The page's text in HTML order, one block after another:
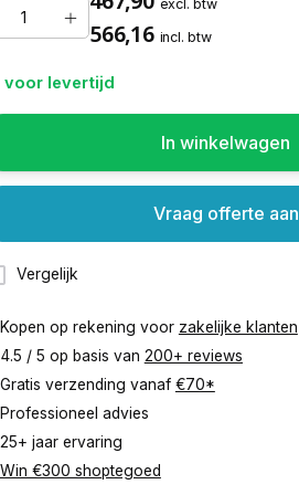
excl. btw
566,16 incl. btw
voor levertijd
In winkelwagen
Vergelijk
Vraag offerte aan
Kopen op rekening voor zakelijke klanten
4.5 / 5 op basis van 200+ reviews
Gratis verzending vanaf €70*
Professioneel advies
25+ jaar ervaring
Win €300 shoptegoed